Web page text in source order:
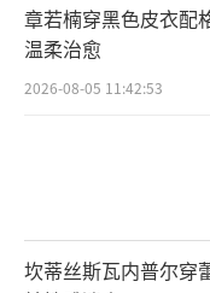
在此基础上，“
守旧画风，将传
进行了巧妙结合
下》将中二热
章若楠穿黑色皮衣配
温柔治愈
2026-08-05 11:42:53
坎蒂丝斯瓦内普尔穿